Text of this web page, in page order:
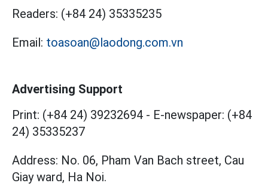
Readers: (+84 24) 35335235
Email: toasoan@laodong.com.vn
Advertising Support
Print: (+84 24) 39232694 - E-newspaper: (+84
24) 35335237
Address: No. 06, Pham Van Bach street, Cau
Giay ward, Ha Noi.